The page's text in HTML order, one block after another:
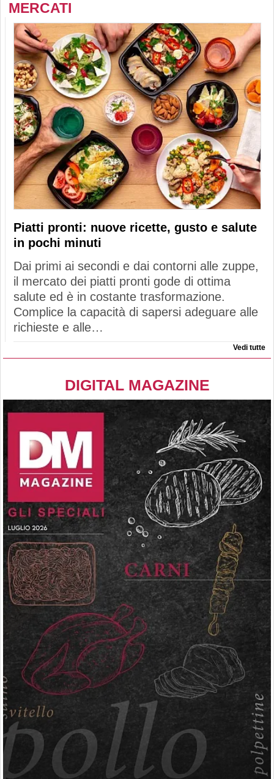
MERCATI
Piatti pronti: nuove ricette, gusto e salute
in pochi minuti
Dai primi ai secondi e dai contorni alle zuppe,
il mercato dei piatti pronti gode di ottima
salute ed è in costante trasformazione.
Complice la capacità di sapersi adeguare alle
richieste e alle…
Vedi tutte
DIGITAL MAGAZINE